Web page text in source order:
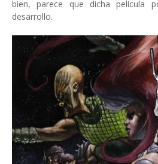
bien, parece que dicha película
desarrollo.